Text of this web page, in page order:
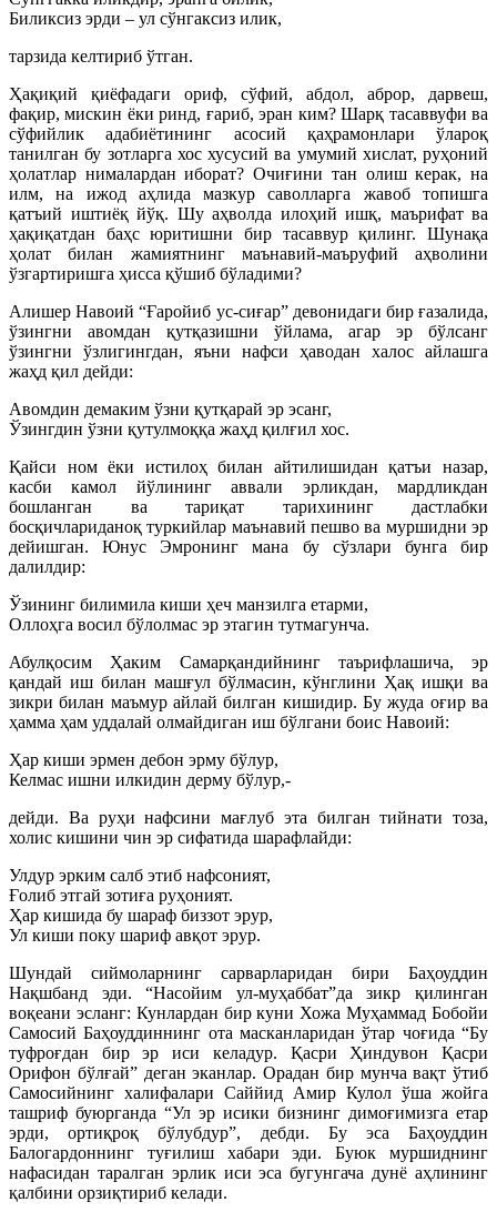
Биликсиз эрди – ул сўнгаксиз илик,
тарзида келтириб ўтган.
Ҳақиқий қиёфадаги ориф, сўфий, абдол, аброр, дарвеш,
фақир, мискин ёки ринд, ғариб, эран ким? Шарқ тасаввуфи ва
сўфийлик адабиётининг асосий қаҳрамонлари ўлароқ
танилган бу зотларга хос хусусий ва умумий хислат, руҳоний
ҳолатлар нималардан иборат? Очиғини тан олиш керак, на
илм, на ижод аҳлида мазкур саволларга жавоб топишга
қатъий иштиёқ йўқ. Шу аҳволда илоҳий ишқ, маърифат ва
ҳақиқатдан баҳс юритишни бир тасаввур қилинг. Шунақа
ҳолат билан жамиятнинг маънавий-маъруфий аҳволини
ўзгартиришга ҳисса қўшиб бўладими?
Алишер Навоий “Ғаройиб ус-сиғар” девонидаги бир ғазалида,
ўзингни авомдан қутқазишни ўйлама, агар эр бўлсанг
ўзингни ўзлигингдан, яъни нафси ҳаводан халос айлашга
жаҳд қил дейди:
Авомдин демаким ўзни қутқарай эр эсанг,
Ўзингдин ўзни қутулмоққа жаҳд қилғил хос.
Қайси ном ёки истилоҳ билан айтилишидан қатъи назар,
касби камол йўлининг аввали эрликдан, мардликдан
бошланган ва тариқат тарихининг дастлабки
босқичлариданоқ туркийлар маънавий пешво ва муршидни эр
дейишган. Юнус Эмронинг мана бу сўзлари бунга бир
далилдир:
Ўзининг билимила киши ҳеч манзилга етарми,
Оллоҳга восил бўлолмас эр этагин тутмагунча.
Абулқосим Ҳаким Самарқандийнинг таърифлашича, эр
қандай иш билан машғул бўлмасин, кўнглини Ҳақ ишқи ва
зикри билан маъмур айлай билган кишидир. Бу жуда оғир ва
ҳамма ҳам уддалай олмайдиган иш бўлгани боис Навоий:
Ҳар киши эрмен дебон эрму бўлур,
Келмас ишни илкидин дерму бўлур,-
дейди. Ва руҳи нафсини мағлуб эта билган тийнати тоза,
холис кишини чин эр сифатида шарафлайди:
Улдур эрким салб этиб нафсоният,
Ғолиб этгай зотиға руҳоният.
Ҳар кишида бу шараф биззот эрур,
Ул киши поку шариф авқот эрур.
Шундай сиймоларнинг сарварларидан бири Баҳоуддин
Нақшбанд эди. “Насойим ул-муҳаббат”да зикр қилинган
воқеани эсланг: Кунлардан бир куни Хожа Муҳаммад Бобойи
Самосий Баҳоуддиннинг ота масканларидан ўтар чоғида “Бу
туфроғдан бир эр иси келадур. Қасри Ҳиндувон Қасри
Орифон бўлғай” деган эканлар. Орадан бир мунча вақт ўтиб
Самосийнинг халифалари Саййид Амир Кулол ўша жойга
ташриф буюрганда “Ул эр исики бизнинг димоғимизга етар
эрди, ортиқроқ бўлубдур”, дебди. Бу эса Баҳоуддин
Балогардоннинг туғилиш хабари эди. Буюк муршиднинг
нафасидан таралган эрлик иси эса бугунгача дунё аҳлининг
қалбини орзиқтириб келади.